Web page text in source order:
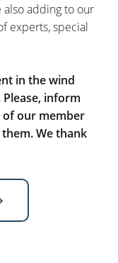
adding to our
experts, special
in the wind
inform
our member
We thank